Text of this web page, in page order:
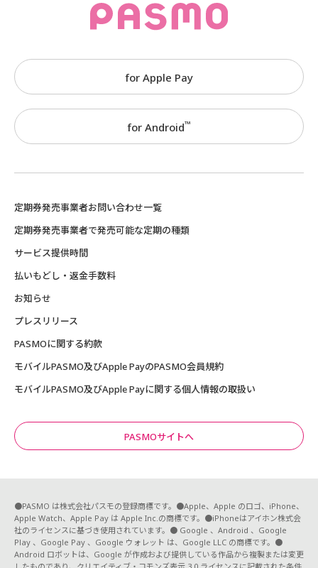
for Apple Pay
for Android™
定期券発売事業者お問い合わせ一覧
定期券発売事業者で発売可能な定期の種類
サービス提供時間
払いもどし・返金手数料
お知らせ
プレスリリース
PASMOに関する約款
モバイルPASMO及びApple PayのPASMO会員規約
モバイルPASMO及びApple Payに関する個人情報の取扱い
PASMOサイトへ
●PASMO は株式会社パスモの登録商標です。●Apple、Apple のロゴ、iPhone、
Apple Watch、Apple Pay は Apple Inc.の商標です。●iPhoneはアイホン株式会
社のライセンスに基づき使用されています。● Google 、Android 、Google
Play 、Google Pay 、Google ウォレット は、Google LLC の商標です。●
Android ロボットは、Google が作成および提供している作品から複製または変更